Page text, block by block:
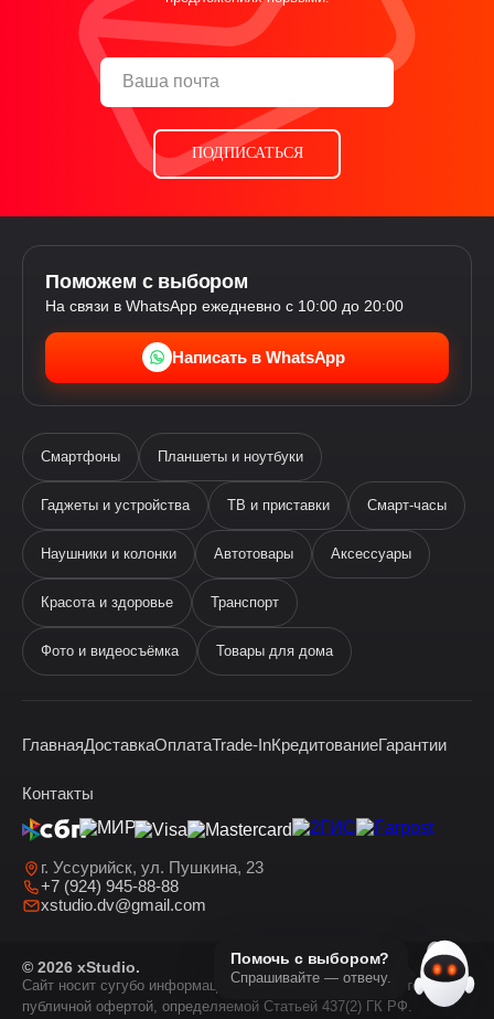
ПОДПИСАТЬСЯ
Поможем с выбором
На связи в WhatsApp ежедневно с 10:00 до 20:00
Написать в WhatsApp
Смартфоны Планшеты и ноутбуки
Гаджеты и устройства ТВ и приставки Смарт-часы
Наушники и колонки Автотовары Аксессуары
Красота и здоровье Транспорт
Фото и видеосъёмка Товары для дома
ГлавнаяДоставкаОплатаTrade-InКредитованиеГарантии
Контакты
г. Уссурийск, ул. Пушкина, 23
+7 (924) 945-88-88
xstudio.dv@gmail.com
© 2026 xStudio.
Сайт носит сугубо информационный характер и не является
публичной офертой, определяемой Статьей 437(2) ГК РФ.
Помочь с выбором?
Спрашивайте — отвечу.
виртуальный помощник